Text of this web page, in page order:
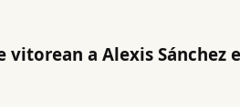
vitorean a Alexis